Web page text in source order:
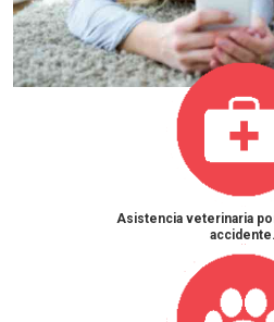
Asistencia veterinaria
accidente.